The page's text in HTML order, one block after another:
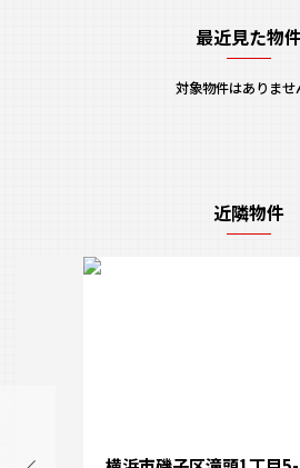
最近見た物
対象物件はありませ
近隣物件